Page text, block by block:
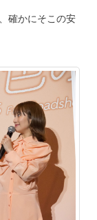
確かにそこの安